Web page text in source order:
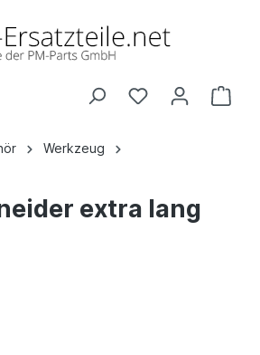
Werkzeug
extra lang